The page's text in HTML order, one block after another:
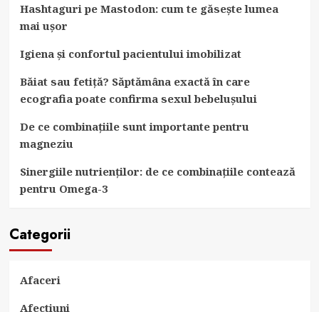
Hashtaguri pe Mastodon: cum te găsește lumea
mai ușor
Igiena și confortul pacientului imobilizat
Băiat sau fetiță? Săptămâna exactă în care
ecografia poate confirma sexul bebelușului
De ce combinațiile sunt importante pentru
magneziu
Sinergiile nutrienților: de ce combinațiile contează
pentru Omega-3
Categorii
Afaceri
Afectiuni